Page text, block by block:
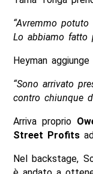
“Avremmo
Lo abbiamo fatto
Heyman aggiunge
“Sono arrivato
contro chiunque
Arriva proprio
Street Profits
Nel backstage,